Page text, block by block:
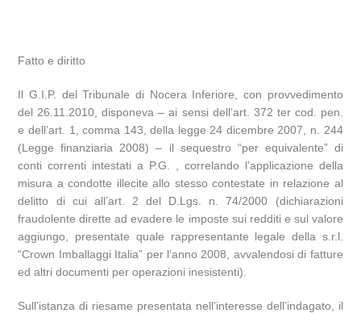
Fatto e diritto
Il G.I.P. del Tribunale di Nocera Inferiore, con provvedimento
del 26.11.2010, disponeva – ai sensi dell’art. 372 ter cod. pen.
e dell’art. 1, comma 143, della legge 24 dicembre 2007, n. 244
(Legge finanziaria 2008) – il sequestro “per equivalente” di
conti correnti intestati a P.G. , correlando l’applicazione della
misura a condotte illecite allo stesso contestate in relazione al
delitto di cui all’art. 2 del D.Lgs. n. 74/2000 (dichiarazioni
fraudolente dirette ad evadere le imposte sui redditi e sul valore
aggiungo, presentate quale rappresentante legale della s.r.l.
“Crown Imballaggi Italia” per l’anno 2008, avvalendosi di fatture
ed altri documenti per operazioni inesistenti).
Sull’istanza di riesame presentata nell’interesse dell’indagato, il